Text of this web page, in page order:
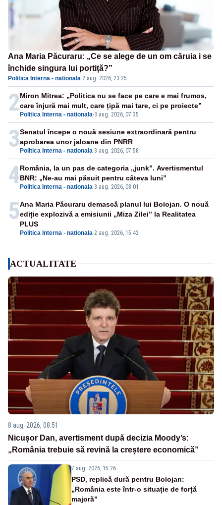
Ana Maria Păcuraru: „Ce se alege de un om căruia i se
închide singura lui portiță?”
Politica Interna - nationala·2 aug. 2026, 23:25
2 Politica Interna - nationala-3 aug. 2026, 07:35
Miron Mitrea: „Politica nu se face pe care e mai frumos,
care înjură mai mult, care țipă mai tare, ci pe proiecte”
3 Politica Interna - nationala-3 aug. 2026, 07:58
Senatul începe o nouă sesiune extraordinară pentru
aprobarea unor jaloane din PNRR
4 Politica Interna - nationala-3 aug. 2026, 08:01
România, la un pas de categoria „junk”. Avertismentul
BNR: „Ne-au mai păsuit pentru câteva luni”
5
Politica Interna - nationala-2 aug. 2026, 15:42
Ana Maria Păcuraru demască planul lui Bolojan. O nouă
ediție explozivă a emisiunii „Miza Zilei” la Realitatea
PLUS
ACTUALITATE
8 aug. 2026, 08:51
Nicușor Dan, avertisment după decizia Moody’s:
„România trebuie să revină la creștere economică”
7 aug. 2026, 15:26
PSD, replică dură pentru Bolojan:
„România este într-o situație de forță
majoră”